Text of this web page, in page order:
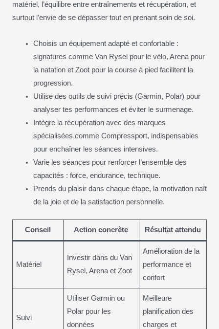
matériel, l’équilibre entre entraînements et récupération, et
surtout l’envie de se dépasser tout en prenant soin de soi.
Choisis un équipement adapté et confortable :
signatures comme Van Rysel pour le vélo, Arena pour
la natation et Zoot pour la course à pied facilitent la
progression.
Utilise des outils de suivi précis (Garmin, Polar) pour
analyser tes performances et éviter le surmenage.
Intègre la récupération avec des marques
spécialisées comme Compressport, indispensables
pour enchaîner les séances intensives.
Varie les séances pour renforcer l’ensemble des
capacités : force, endurance, technique.
Prends du plaisir dans chaque étape, la motivation naît
de la joie et de la satisfaction personnelle.
Conseil Action concrète Résultat attendu
Matériel
Investir dans du Van
Rysel, Arena et Zoot
Amélioration de la
performance et
confort
Suivi
Utiliser Garmin ou
Polar pour les
données
Meilleure
planification des
charges et